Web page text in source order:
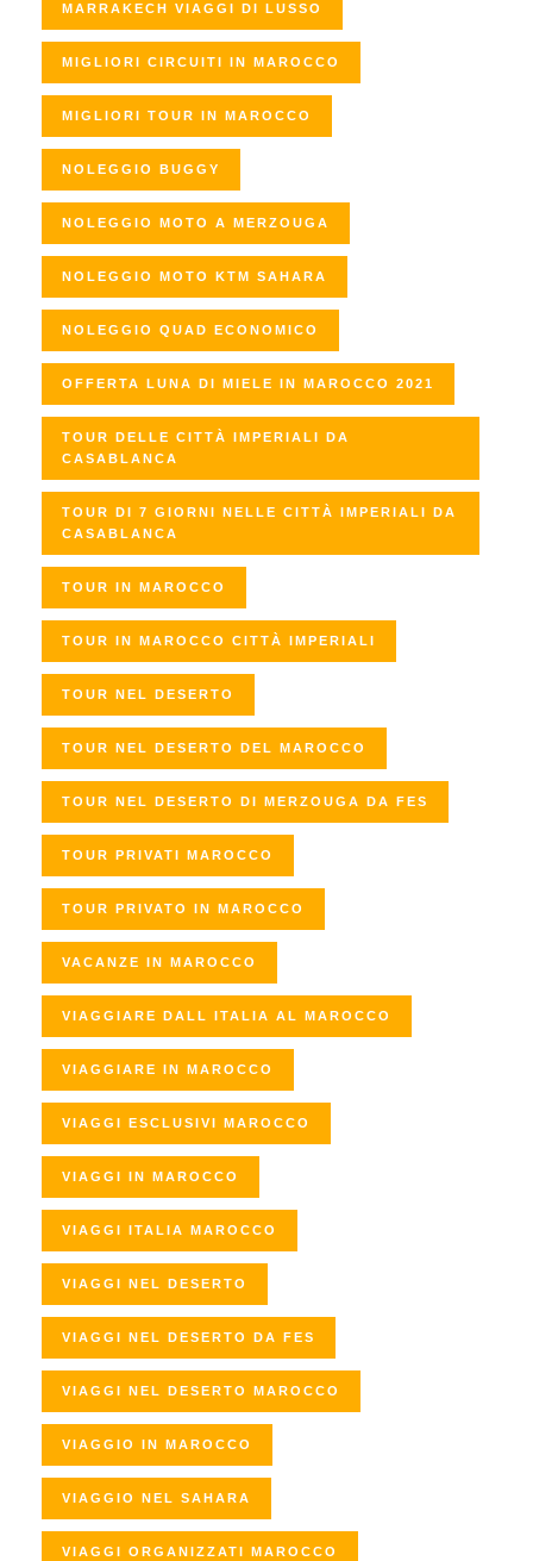
MARRAKECH VIAGGI DI LUSSO
MIGLIORI CIRCUITI IN MAROCCO
MIGLIORI TOUR IN MAROCCO
NOLEGGIO BUGGY
NOLEGGIO MOTO A MERZOUGA
NOLEGGIO MOTO KTM SAHARA
NOLEGGIO QUAD ECONOMICO
OFFERTA LUNA DI MIELE IN MAROCCO 2021
TOUR DELLE CITTÀ IMPERIALI DA
CASABLANCA
TOUR DI 7 GIORNI NELLE CITTÀ IMPERIALI DA
CASABLANCA
TOUR IN MAROCCO
TOUR IN MAROCCO CITTÀ IMPERIALI
TOUR NEL DESERTO
TOUR NEL DESERTO DEL MAROCCO
TOUR NEL DESERTO DI MERZOUGA DA FES
TOUR PRIVATI MAROCCO
TOUR PRIVATO IN MAROCCO
VACANZE IN MAROCCO
VIAGGIARE DALL ITALIA AL MAROCCO
VIAGGIARE IN MAROCCO
VIAGGI ESCLUSIVI MAROCCO
VIAGGI IN MAROCCO
VIAGGI ITALIA MAROCCO
VIAGGI NEL DESERTO
VIAGGI NEL DESERTO DA FES
VIAGGI NEL DESERTO MAROCCO
VIAGGIO IN MAROCCO
VIAGGIO NEL SAHARA
VIAGGI ORGANIZZATI MAROCCO